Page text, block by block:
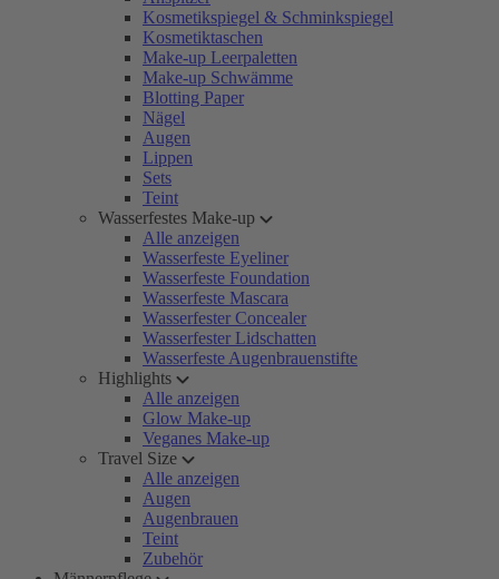
Kosmetikspiegel & Schminkspiegel
Kosmetiktaschen
Make-up Leerpaletten
Make-up Schwämme
Blotting Paper
Nägel
Augen
Lippen
Sets
Teint
Wasserfestes Make-up
Alle anzeigen
Wasserfeste Eyeliner
Wasserfeste Foundation
Wasserfeste Mascara
Wasserfester Concealer
Wasserfester Lidschatten
Wasserfeste Augenbrauenstifte
Highlights
Alle anzeigen
Glow Make-up
Veganes Make-up
Travel Size
Alle anzeigen
Augen
Augenbrauen
Teint
Zubehör